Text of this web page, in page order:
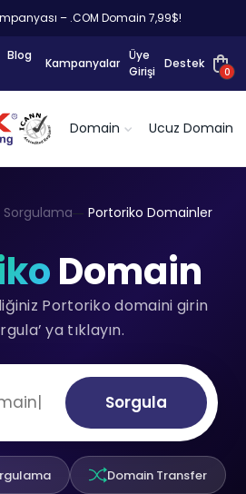
– .COM Domain 7,99$!
Blog
Kampanyalar
Üye
Girişi
Destek
0
Domain Ucuz Domain
Portoriko Domainler
Domain
Portoriko domaini girin
ya tıklayın.
Sorgula
Domain Transfer